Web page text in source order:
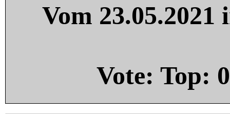
Vom
Vote: Top: 0